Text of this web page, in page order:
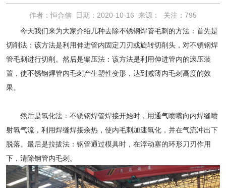
作者：恒合信 日期：2020-10-16 来源： 关注： 795
今天我们来为大家介绍几种去除不锈钢焊管毛刺的方法：首先是
切削法：该方法是利用伸进管内固定刀刃或旋转切削头，对不锈钢焊
管毛刺进行切削。然后是辗压法：该方法是利用伸进管内的滚压装
置，使不锈钢焊管内毛刺产生塑性变形，达到减薄内毛刺高度的效
果。
然后是氧化法：不锈钢焊管焊接开始时，用通气喷嘴向内焊缝喷
射氧气流，利用焊缝焊接余热，使内毛刺加速氧化，并在气流冲出下
脱落。最后是拉拔法：钢管通过模具时，在浮动塞的环形刀刃作用
下，清除钢管内毛刺。